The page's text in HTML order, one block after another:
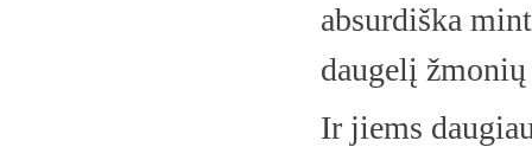
absurdiška
daugelį
Ir jiems